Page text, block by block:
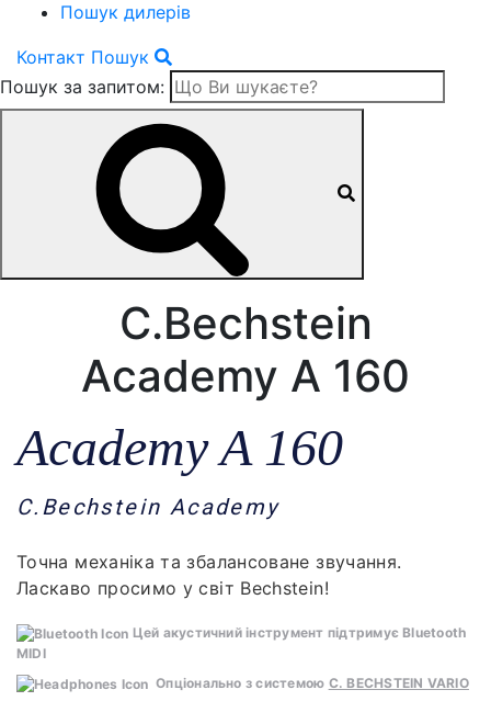
Пошук дилерів
Контакт Пошук
Пошук за запитом:
C.Bechstein
Academy A 160
Academy A 160
C.Bechstein Academy
Точна механіка та збалансоване звучання.
Ласкаво просимо у світ Bechstein!
Цей акустичний інструмент підтримує Bluetooth
MIDI
Опціонально з системою C. BECHSTEIN VARIO